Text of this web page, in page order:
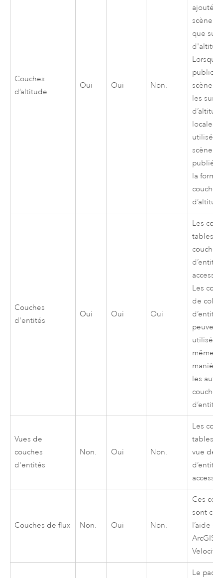
Couches
d’altitude
Oui Oui Non.
scène
que
Lorsque
publiez
scène
les
locales
utilisées
scène
la forme
couche
Couches
d'entités
Oui Oui Oui
Les
tables
couche
Les
de
d’entités
peuvent
même
manière
les
couches
Vues de
couches
d'entités
Non. Oui Non.
Les
tables
vue de
Couches de flux Non. Oui Non.
Ces
sont
l’aide de
ArcGIS
Velocity
Le